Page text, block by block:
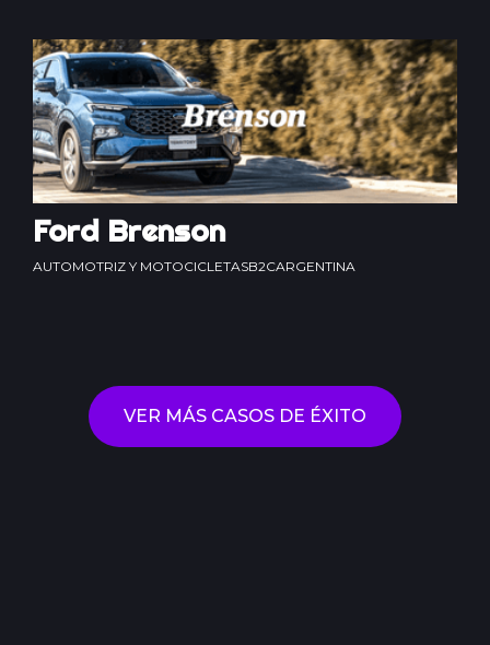
Ford Brenson
AUTOMOTRIZ Y MOTOCICLETASB2CARGENTINA
VER MÁS CASOS DE ÉXITO